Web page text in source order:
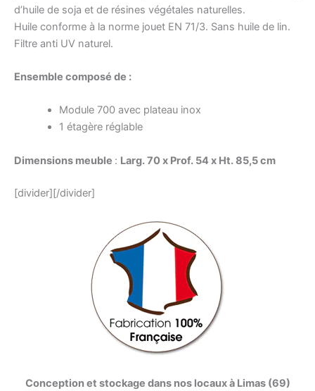
d’huile de soja et de résines végétales naturelles.
Huile conforme à la norme jouet EN 71/3. Sans huile de lin.
Filtre anti UV naturel.
Ensemble composé de :
Module 700 avec plateau inox
1 étagère réglable
Dimensions meuble : Larg. 70 x Prof. 54 x Ht. 85,5 cm
[divider][/divider]
Conception et stockage dans nos locaux à Limas (69)